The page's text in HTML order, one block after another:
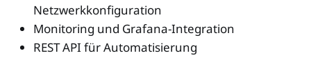
Netzwerkkonfiguration
Monitoring und Grafana-Integration
REST API für Automatisierung